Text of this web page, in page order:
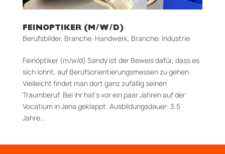
FEINOPTIKER (M/W/D)
Berufsbilder, Branche: Handwerk, Branche: Industrie
Feinoptiker (m/w/d) Sandy ist der Beweis dafür, dass es
sich lohnt, auf Berufsorientierungsmessen zu gehen.
Vielleicht findet man dort ganz zufällig seinen
Traumberuf. Bei ihr hat’s vor ein paar Jahren auf der
Vocatium in Jena geklappt. Aus­bildungs­dauer: 3,5
Jahre...